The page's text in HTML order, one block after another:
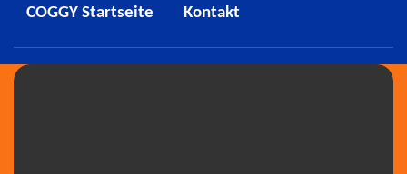
COGGY Startseite Kontakt